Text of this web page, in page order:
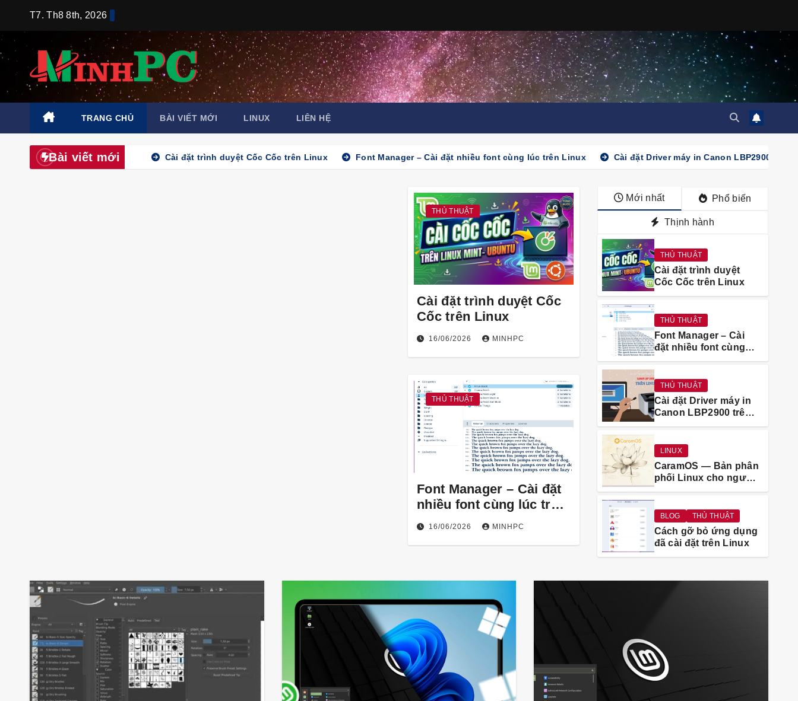
content
T7. Th8 8th, 2026
TRANG CHỦ BÀI VIẾT MỚI LINUX LIÊN HỆ
Bài viết mới Cài đặt trình duyệt Cốc Cốc trên Linux Font Manager – Cài đặt nhiều font cùng lúc trên Linux Cài đặt Driver máy in Canon LBP2900 trên
THỦ THUẬT
Cài đặt trình duyệt Cốc
Cốc trên Linux
16/06/2026 MINHPC
THỦ THUẬT
Font Manager – Cài đặt
nhiều font cùng lúc trên
Linux
16/06/2026 MINHPC
Mới nhất Phổ biến
Thịnh hành
THỦ THUẬT
Cài đặt trình duyệt
Cốc Cốc trên Linux
THỦ THUẬT
Font Manager – Cài
đặt nhiều font cùng
lúc trên Linux
THỦ THUẬT
Cài đặt Driver máy in
Canon LBP2900 trên
Linux
LINUX
CaramOS — Bản phân
phối Linux cho người
dùng Việt Nam
BLOG THỦ THUẬT
Cách gỡ bỏ ứng dụng
đã cài đặt trên Linux